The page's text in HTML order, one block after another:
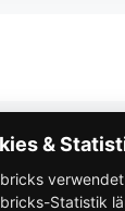
&
Statistik